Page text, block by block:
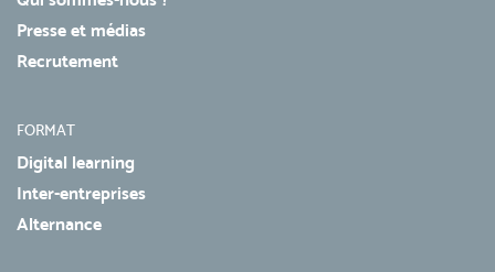
Presse et médias
Recrutement
FORMAT
Digital learning
Inter-entreprises
Alternance